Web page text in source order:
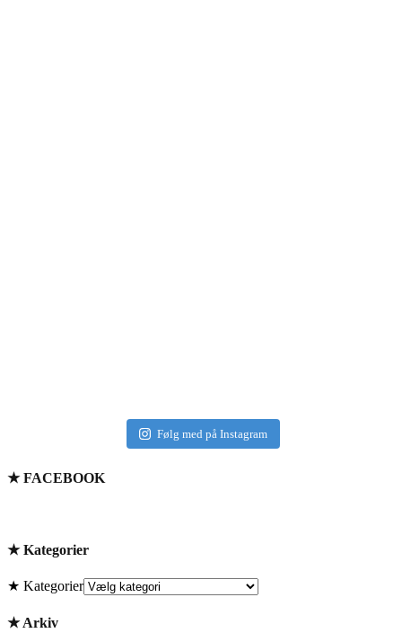
Følg med på Instagram
★ FACEBOOK
★ Kategorier
★ Kategorier
★ Arkiv